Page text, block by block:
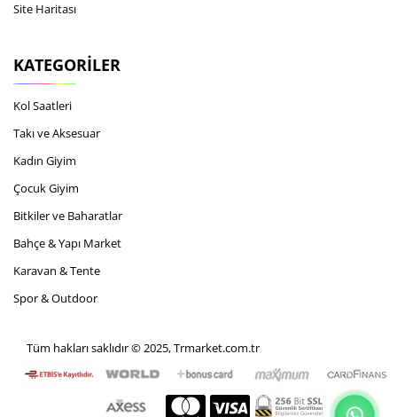
Site Haritası
KATEGORILER
Kol Saatleri
Takı ve Aksesuar
Kadın Giyim
Çocuk Giyim
Bitkiler ve Baharatlar
Bahçe & Yapı Market
Karavan & Tente
Spor & Outdoor
Tüm hakları saklıdır © 2025, Trmarket.com.tr